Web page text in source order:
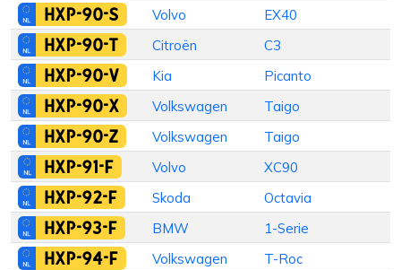
HXP-90-S Volvo EX40
HXP-90-T Citroën C3
HXP-90-V Kia Picanto
HXP-90-X Volkswagen Taigo
HXP-90-Z Volkswagen Taigo
HXP-91-F Volvo XC90
HXP-92-F Skoda Octavia
HXP-93-F BMW 1-Serie
HXP-94-F Volkswagen T-Roc